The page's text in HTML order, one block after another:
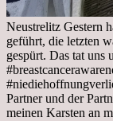
Neustrelitz Gestern
geführt, die letzten
gespürt. Das tat uns
Partner und der
meinen Karsten an